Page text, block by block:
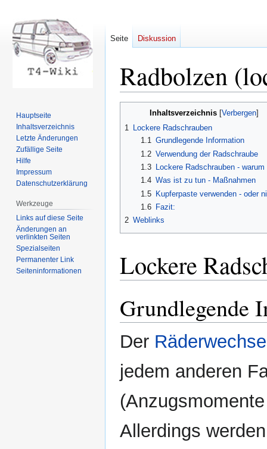
Radbolzen
Inhaltsverzeichnis
1 Lockere Radschrauben
1.1 Grundlegende Information
1.2 Verwendung der Radschraube
1.3
Lockere Radschrauben - warum
1.4 Was ist zu tun - Maßnahmen
1.5
Kupferpaste verwenden - oder
1.6
Fazit:
2 Weblinks
Lockere
Grundlegende
Der
jedem anderen
Allerdings
Seite Diskussion
Hauptseite
Inhaltsverzeichnis
Letzte Änderungen
Zufällige Seite
Hilfe
Impressum
Datenschutzerklärung
Werkzeuge
Links auf diese Seite
Änderungen an
verlinkten Seiten
Spezialseiten
Permanenter Link
Seiten­informationen